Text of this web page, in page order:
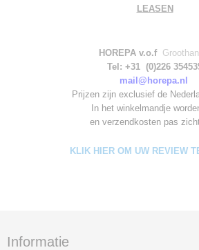
LEASEN
HOREPA v.o.f
Tel: +31 (0)226
mail@horepa.nl
Prijzen zijn exclusief de
In het winkelmandje
en verzendkosten pas
KLIK HIER OM UW REVIEW
Informatie